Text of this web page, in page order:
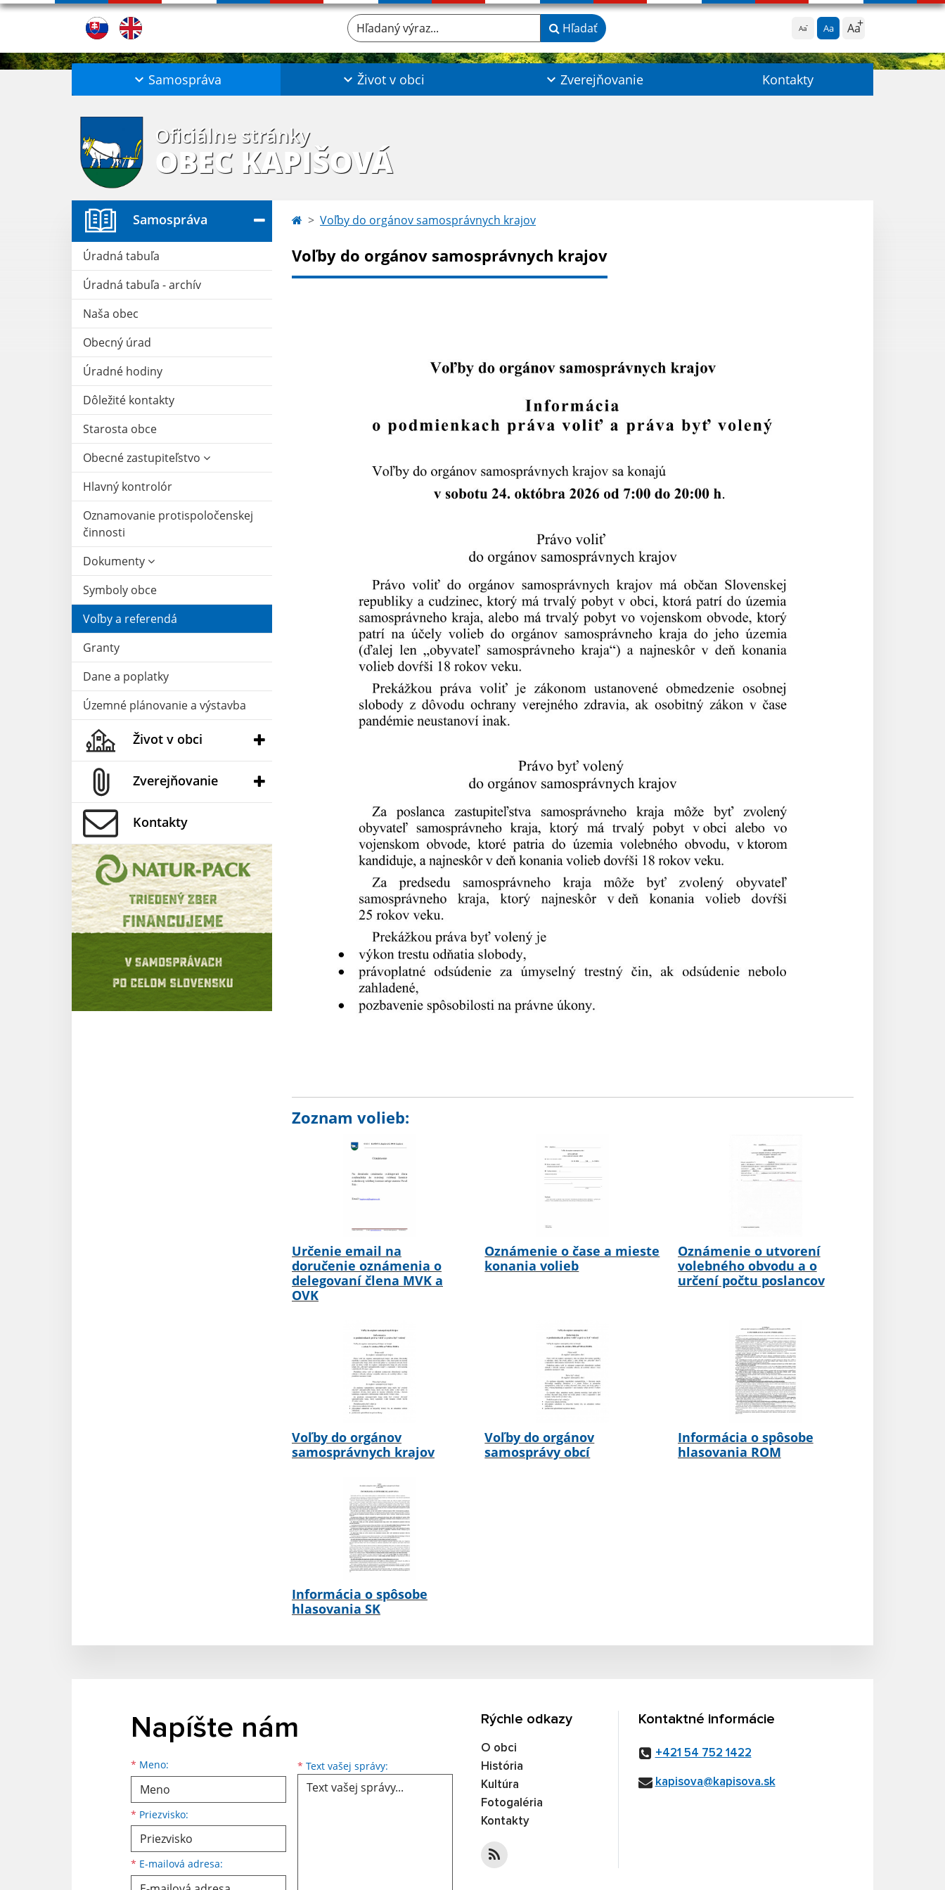
Aa Aa Aa
Hľadaný výraz... Hľadať
Samospráva Život v obci Zverejňovanie Kontakty
Oficiálne stránky
OBEC KAPIŠOVÁ
Samospráva
Úradná tabuľa
Úradná tabuľa - archív
Naša obec
Obecný úrad
Úradné hodiny
Dôležité kontakty
Starosta obce
Obecné zastupiteľstvo
Hlavný kontrolór
Oznamovanie protispoločenskej
činnosti
Dokumenty
Symboly obce
Voľby a referendá
Granty
Dane a poplatky
Územné plánovanie a výstavba
Život v obci
Zverejňovanie
Kontakty
Voľby do orgánov samosprávnych krajov
Voľby do orgánov samosprávnych krajov
Zoznam volieb:
Určenie email na
doručenie oznámenia o
delegovaní člena MVK a
OVK
Oznámenie o čase a mieste
konania volieb
Oznámenie o utvorení
volebného obvodu a o
určení počtu poslancov
Voľby do orgánov
samosprávnych krajov
Voľby do orgánov
samosprávy obcí
Informácia o spôsobe
hlasovania ROM
Informácia o spôsobe
hlasovania SK
Napíšte nám
* Meno:
Meno
* Priezvisko:
Priezvisko
* E-mailová adresa:
E-mailová adresa * Text vašej správy: Text vašej správy...
Rýchle odkazy
O obci
História
Kultúra
Fotogaléria
Kontakty
Kontaktné informácie
+421 54 752 1422
kapisova@kapisova.sk